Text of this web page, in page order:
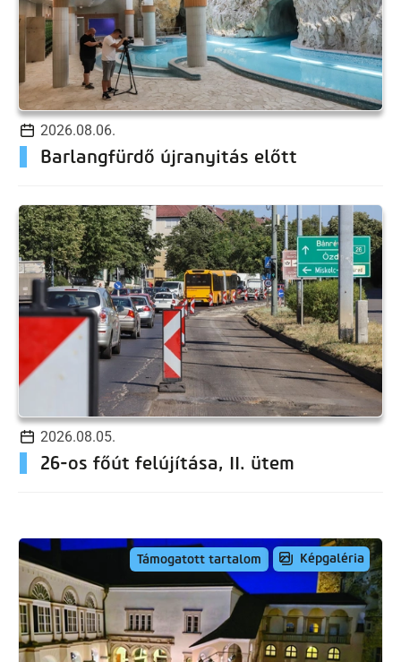
2026.08.06.
Barlangfürdő újranyitás előtt
2026.08.05.
26-os főút felújítása, II. ütem
Támogatott tartalom Képgaléria